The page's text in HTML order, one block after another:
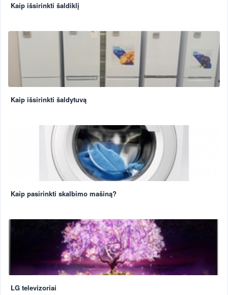
Kaip išsirinkti šaldiklį
Kaip išsirinkti šaldytuvą
Kaip pasirinkti skalbimo mašiną?
LG televizoriai